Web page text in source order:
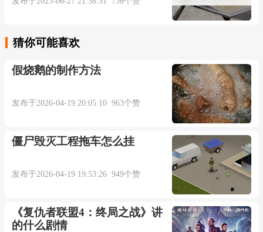
猜你可能喜欢
假烧鹅的制作方法
发布于2026-04-19 20:05:10 963个赞
僵尸毁灭工程拖车怎么挂
发布于2026-04-19 19:53:26 949个赞
《复仇者联盟4：终局之战》讲
的什么剧情